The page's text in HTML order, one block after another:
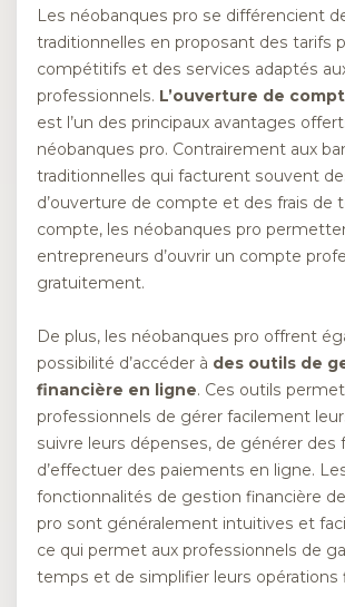
Les néobanques pro se différencient
traditionnelles en proposant des tarifs
compétitifs et des services adaptés
professionnels. L’ouverture de
est l’un des principaux avantages
néobanques pro. Contrairement aux
traditionnelles qui facturent souvent
d’ouverture de compte et des frais de
compte, les néobanques pro
entrepreneurs d’ouvrir un compte
gratuitement.
De plus, les néobanques pro offrent
possibilité d’accéder à des outils de
financière en ligne. Ces outils
professionnels de gérer facilement
suivre leurs dépenses, de générer des
d’effectuer des paiements en ligne.
fonctionnalités de gestion financière
pro sont généralement intuitives et
ce qui permet aux professionnels de
temps et de simplifier leurs opérations